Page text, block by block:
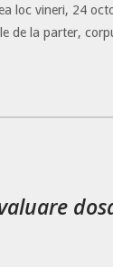
loc vineri, 24
de la parter,